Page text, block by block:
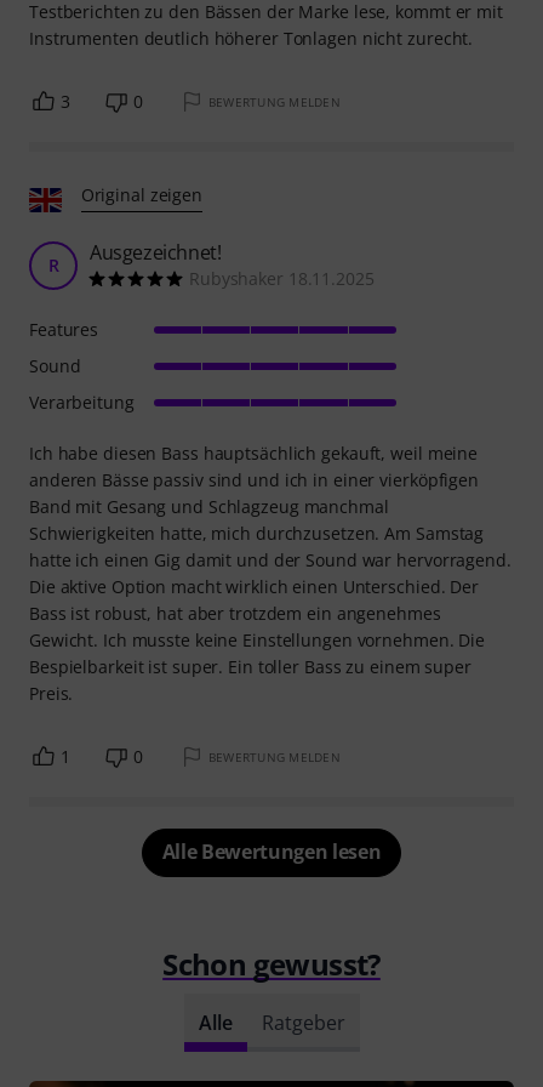
Testberichten zu den Bässen der Marke lese, kommt er mit
Instrumenten deutlich höherer Tonlagen nicht zurecht.
3 0 BEWERTUNG MELDEN
Original zeigen
R Ausgezeichnet!
Rubyshaker 18.11.2025
Ich habe diesen Bass hauptsächlich gekauft, weil meine
anderen Bässe passiv sind und ich in einer vierköpfigen
Band mit Gesang und Schlagzeug manchmal
Schwierigkeiten hatte, mich durchzusetzen. Am Samstag
hatte ich einen Gig damit und der Sound war hervorragend.
Die aktive Option macht wirklich einen Unterschied. Der
Bass ist robust, hat aber trotzdem ein angenehmes
Gewicht. Ich musste keine Einstellungen vornehmen. Die
Bespielbarkeit ist super. Ein toller Bass zu einem super
Preis.
Features
Sound
Verarbeitung
1 0 BEWERTUNG MELDEN
Alle Bewertungen lesen
Schon gewusst?
Alle Ratgeber